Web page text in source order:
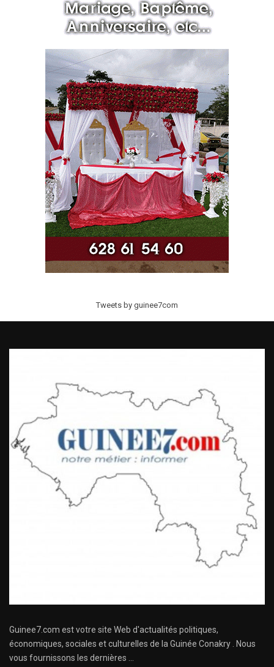
Tweets by guinee7com
Guinee7.com est votre site Web d'actualités politiques,
économiques, sociales et culturelles de la Guinée Conakry . Nous
vous fournissons les dernières ...